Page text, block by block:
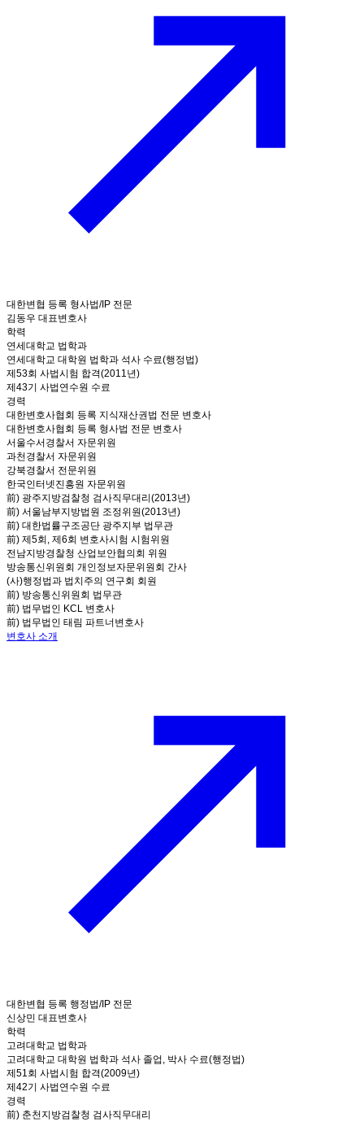
대한변협 등록 형사법/IP 전문
김동우 대표변호사
학력
연세대학교 법학과
연세대학교 대학원 법학과 석사 수료(행정법)
제53회 사법시험 합격(2011년)
제43기 사법연수원 수료
경력
대한변호사협회 등록 지식재산권법 전문 변호사
대한변호사협회 등록 형사법 전문 변호사
서울수서경찰서 자문위원
과천경찰서 자문위원
강북경찰서 전문위원
한국인터넷진흥원 자문위원
前) 광주지방검찰청 검사직무대리(2013년)
前) 서울남부지방법원 조정위원(2013년)
前) 대한법률구조공단 광주지부 법무관
前) 제5회, 제6회 변호사시험 시험위원
전남지방경찰청 산업보안협의회 위원
방송통신위원회 개인정보자문위원회 간사
(사)행정법과 법치주의 연구회 회원
前) 방송통신위원회 법무관
前) 법무법인 KCL 변호사
前) 법무법인 태림 파트너변호사
변호사 소개
대한변협 등록 행정법/IP 전문
신상민 대표변호사
학력
고려대학교 법학과
고려대학교 대학원 법학과 석사 졸업, 박사 수료(행정법)
제51회 사법시험 합격(2009년)
제42기 사법연수원 수료
경력
前) 춘천지방검찰청 검사직무대리